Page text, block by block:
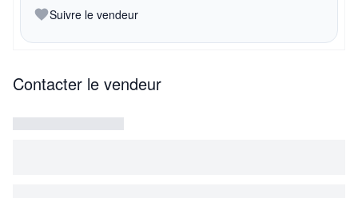
Suivre le vendeur
Contacter le vendeur